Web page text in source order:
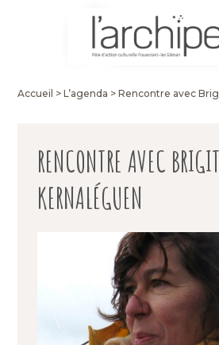
Accueil >L’agenda >Rencontre avec
RENCONTRE AVEC
KERNALÉGUEN